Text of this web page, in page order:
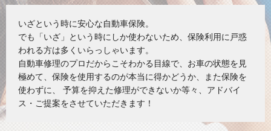
いざという時に安心な自動車保険。
でも「いざ」という時にしか使わないため、保険利用に戸惑
われる方は多くいらっしゃいます。
自動車修理のプロだからこそわかる目線で、お車の状態を見
極めて、保険を使用するのが本当に得かどうか、また保険を
使わずに、 予算を抑えた修理ができないか等々、アドバイ
ス・ご提案をさせていただきます！